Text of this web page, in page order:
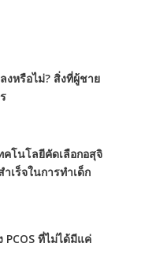
งหรือไม่? สิ่งที่ผู้ชาย
โนโลยีคัดเลือกอสุจิ
เร็จในการทำเด็ก
PCOS ที่ไม่ได้มีแค่